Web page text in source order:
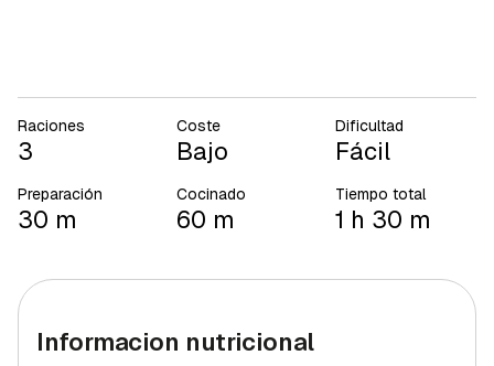
Raciones
3
Coste
Bajo
Dificultad
Fácil
Preparación
30 m
Cocinado
60 m
Tiempo total
1 h 30 m
Informacion nutricional